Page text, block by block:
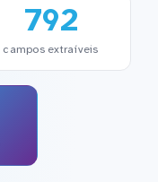
792
campos extraíveis